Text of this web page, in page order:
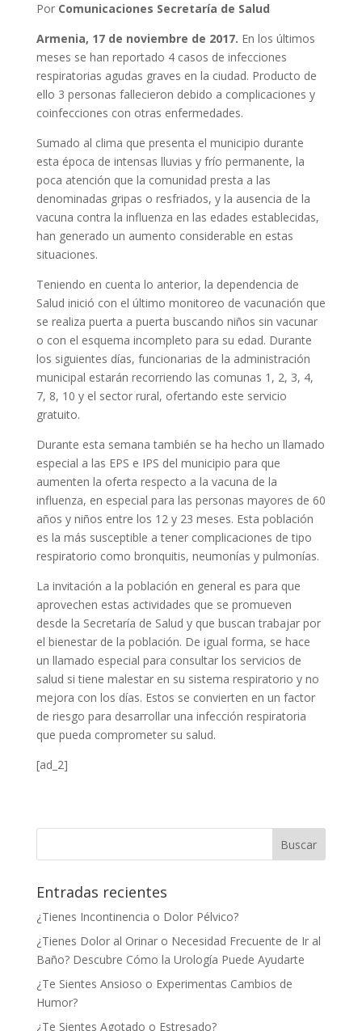
Por Comunicaciones Secretaría de Salud
Armenia, 17 de noviembre de 2017. En los últimos
meses se han reportado 4 casos de infecciones
respiratorias agudas graves en la ciudad. Producto de
ello 3 personas fallecieron debido a complicaciones y
coinfecciones con otras enfermedades.
Sumado al clima que presenta el municipio durante
esta época de intensas lluvias y frío permanente, la
poca atención que la comunidad presta a las
denominadas gripas o resfriados, y la ausencia de la
vacuna contra la influenza en las edades establecidas,
han generado un aumento considerable en estas
situaciones.
Teniendo en cuenta lo anterior, la dependencia de
Salud inició con el último monitoreo de vacunación que
se realiza puerta a puerta buscando niños sin vacunar
o con el esquema incompleto para su edad. Durante
los siguientes días, funcionarias de la administración
municipal estarán recorriendo las comunas 1, 2, 3, 4,
7, 8, 10 y el sector rural, ofertando este servicio
gratuito.
Durante esta semana también se ha hecho un llamado
especial a las EPS e IPS del municipio para que
aumenten la oferta respecto a la vacuna de la
influenza, en especial para las personas mayores de 60
años y niños entre los 12 y 23 meses. Esta población
es la más susceptible a tener complicaciones de tipo
respiratorio como bronquitis, neumonías y pulmonías.
La invitación a la población en general es para que
aprovechen estas actividades que se promueven
desde la Secretaría de Salud y que buscan trabajar por
el bienestar de la población. De igual forma, se hace
un llamado especial para consultar los servicios de
salud si tiene malestar en su sistema respiratorio y no
mejora con los días. Estos se convierten en un factor
de riesgo para desarrollar una infección respiratoria
que pueda comprometer su salud.
[ad_2]
Entradas recientes
¿Tienes Incontinencia o Dolor Pélvico?
¿Tienes Dolor al Orinar o Necesidad Frecuente de Ir al
Baño? Descubre Cómo la Urología Puede Ayudarte
¿Te Sientes Ansioso o Experimentas Cambios de
Humor?
¿Te Sientes Agotado o Estresado?